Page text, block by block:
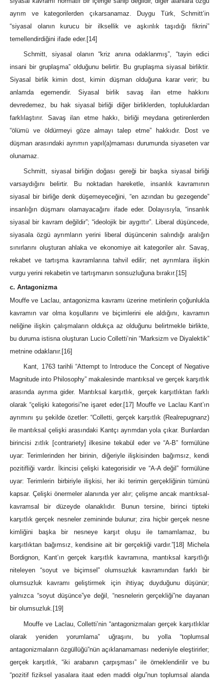
ayrım ve kategorilerden çıkarsanamaz. Duygu Türk, Schmitt’in
“siyasal olanın kurucu bir ilksellik ve aşkınlık taşıdığı fikrini”
temellendirdiğini ifade eder. [14]
Schmitt, siyasal olanın “kriz anına odaklanmış”, “tayin edici
insani bir gruplaşma” olduğunu belirtir. Bu gruplaşma siyasal birliktir.
Siyasal birlik kimin dost, kimin düşman olduğuna karar verir; bu
anlamda egemendir. Siyasal birlik savaş ilan etme hakkını
devredemez, bu hak siyasal birliği diğer birliklerden, topluluklardan
farklılaştırır. Savaş ilan etme hakkı, birliği meydana getirenlerden
“ölümü ve öldürmeyi göze almayı talep etme” hakkıdır. Dost ve
düşman arasındaki ayrımın yapıl(a)maması durumunda siyaseten var
olunamaz.
Schmitt, siyasal birliğin doğası gereği bir başka siyasal birliği
varsaydığını belirtir. Bu noktadan hareketle, insanlık kavramının
siyasal bir birliğe denk düşemeyeceğini, “en azından bu gezegende”
insanlığın düşmanı olamayacağını ifade eder. Dolayısıyla, “insanlık
siyasal bir kavram değildir”; “ideolojik bir aygıttır”. Liberal düşüncede,
siyasala özgü ayrımların yerini liberal düşüncenin salındığı aralığın
sınırlarını oluşturan ahlaka ve ekonomiye ait kategoriler alır. Savaş,
rekabet ve tartışma kavramlarına tahvil edilir; net ayrımlara ilişkin
vurgu yerini rekabetin ve tartışmanın sonsuzluğuna bırakır. [15]
c. Antagonizma
Mouffe ve Laclau, antagonizma kavramı üzerine metinlerin çoğunlukla
kavramın var olma koşullarını ve biçimlerini ele aldığını, kavramın
neliğine ilişkin çalışmaların oldukça az olduğunu belirtmekle birlikte,
bu duruma istisna oluşturan Lucio Colletti’nin “Marksizm ve Diyalektik”
metnine odaklanır. [16]
Kant, 1763 tarihli “Attempt to Introduce the Concept of Negative
Magnitude into Philosophy” makalesinde mantıksal ve gerçek karşıtlık
arasında ayrıma gider. Mantıksal karşıtlık, gerçek karşıtlıktan farklı
olarak “çelişki kategorisi”ne işaret eder. [17] Mouffe ve Laclau Kant’ın
ayrımını şu şekilde özetler: “Colletti, gerçek karşıtlık (Realrepugnanz)
ile mantıksal çelişki arasındaki Kantçı ayrımdan yola çıkar. Bunlardan
birincisi zıtlık [contrariety] ilkesine tekabül eder ve “A-B” formülüne
uyar: Terimlerinden her birinin, diğeriyle ilişkisinden bağımsız, kendi
pozitifliği vardır. İkincisi çelişki kategorisidir ve “A-A değil” formülüne
uyar: Terimlerin birbiriyle ilişkisi, her iki terimin gerçekliğinin tümünü
kapsar. Çelişki önermeler alanında yer alır; çelişme ancak mantıksal-
kavramsal bir düzeyde olanaklıdır. Bunun tersine, birinci tipteki
karşıtlık gerçek nesneler zemininde bulunur; zira hiçbir gerçek nesne
kimliğini başka bir nesneye karşıt oluşu ile tamamlamaz, bu
karşıtlıktan bağımsız, kendisine ait bir gerçekliği vardır.”[18]
Michela
Bordignon, Kant’ın gerçek karşıtlık kavramına, mantıksal karşıtlığı
niteleyen “soyut ve biçimsel” olumsuzluk kavramından farklı bir
olumsuzluk kavramı geliştirmek için ihtiyaç duyduğunu düşünür;
yalnızca “soyut düşünce”ye değil, “nesnelerin gerçekliği”ne dayanan
bir olumsuzluk. [19]
Mouffe ve Laclau, Colletti’nin “antagonizmaları gerçek karşıtlıklar
olarak yeniden yorumlama” uğraşını, bu yolla “toplumsal
antagonizmaların özgüllüğü”nün açıklanamaması nedeniyle eleştirirler;
gerçek karşıtlık, “iki arabanın çarpışması” ile örneklendirilir ve bu
“pozitif fiziksel yasalara itaat eden maddi olgu”nun toplumsal alanda